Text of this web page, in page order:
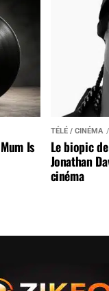
Is
TÉLÉ / CINÉMA
Le biopic
Jonathan
cinéma